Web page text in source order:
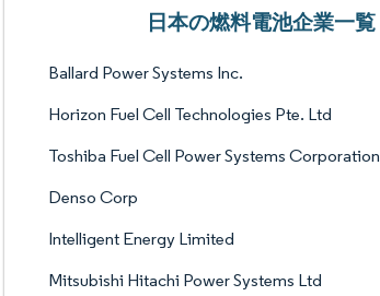
日本の燃料電池企業一覧
Ballard Power Systems Inc.
Horizon Fuel Cell Technologies Pte. Ltd
Toshiba Fuel Cell Power Systems Corporation
Denso Corp
Intelligent Energy Limited
Mitsubishi Hitachi Power Systems Ltd